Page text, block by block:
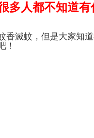
多人都不知道
香滅蚊，但是大家知
！